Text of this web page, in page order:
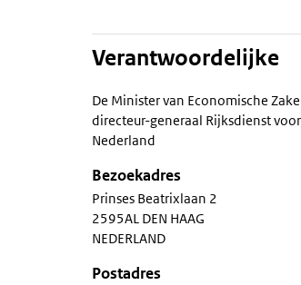
Verantwoordelijke
De Minister van Economische
directeur-generaal Rijksdienst
Nederland
Bezoekadres
Prinses Beatrixlaan 2
2595AL DEN HAAG
NEDERLAND
Postadres